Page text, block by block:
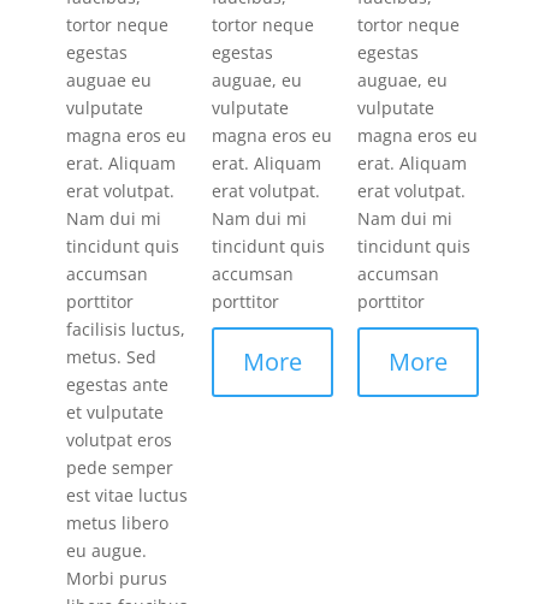
tortor neque
egestas
auguae eu
vulputate
magna eros eu
erat. Aliquam
erat volutpat.
Nam dui mi
tincidunt quis
accumsan
porttitor
facilisis luctus,
metus. Sed
egestas ante
et vulputate
volutpat eros
pede semper
est vitae luctus
metus libero
eu augue.
Morbi purus
tortor neque
egestas
auguae, eu
vulputate
magna eros eu
erat. Aliquam
erat volutpat.
Nam dui mi
tincidunt quis
accumsan
porttitor
More
tortor neque
egestas
auguae, eu
vulputate
magna eros eu
erat. Aliquam
erat volutpat.
Nam dui mi
tincidunt quis
accumsan
porttitor
More